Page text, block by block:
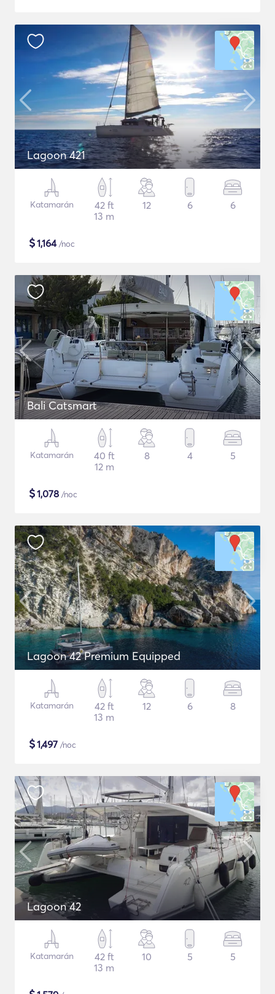
Lagoon 421
Katamarán
42 ft
13 m
12 6 6
$1,164/noc
Bali Catsmart
Katamarán
40 ft
12 m
8 4 5
$1,078 /noc
Lagoon 42 Premium Equipped
Katamarán
42 ft
13 m
12 6 8
$1,497 /noc
Lagoon 42
Katamarán
42 ft
13 m
10 5 5